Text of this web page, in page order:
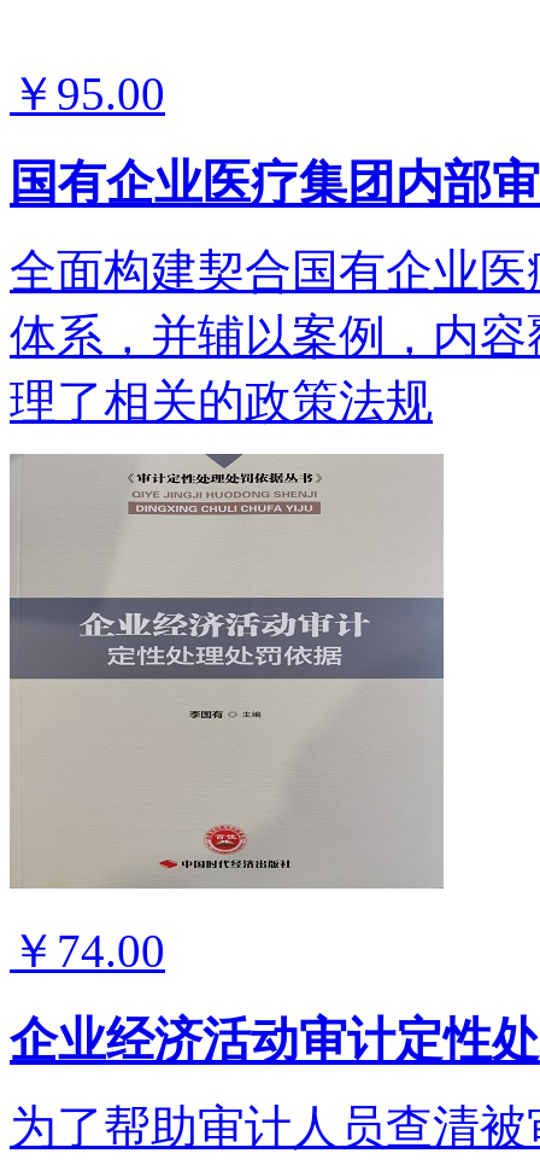
￥95.00
国有企业医疗集团内部
全面构建契合国有企业
体系，并辅以案例，内
理了相关的政策法规
￥74.00
企业经济活动审计定性
为了帮助审计人员查清